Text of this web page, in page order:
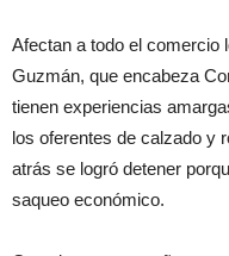
Afectan a todo el comercio
Guzmán, que encabeza
tienen experiencias
los oferentes de calzado y
atrás se logró detener
saqueo económico.